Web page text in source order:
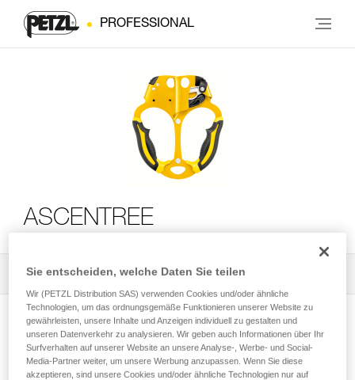
PROFESSIONAL
ASCENTREE
Alle technischen Anwendungen 2
Sie entscheiden, welche Daten Sie teilen
Wir (PETZL Distribution SAS) verwenden Cookies und/oder ähnliche
Technologien, um das ordnungsgemäße Funktionieren unserer Website zu
gewährleisten, unsere Inhalte und Anzeigen individuell zu gestalten und
unseren Datenverkehr zu analysieren. Wir geben auch Informationen über Ihr
Surfverhalten auf unserer Website an unsere Analyse-, Werbe- und Social-
Media-Partner weiter, um unsere Werbung anzupassen. Wenn Sie diese
akzeptieren, sind unsere Cookies und/oder ähnliche Technologien nur auf